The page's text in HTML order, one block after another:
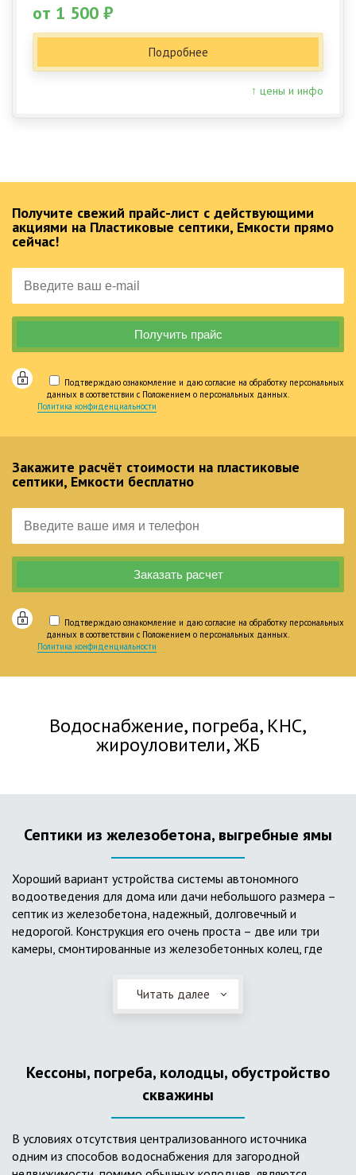
от 1 500 ₽
Подробнее
↑ цены и инфо
Получите свежий прайс-лист с действующими
акциями на Пластиковые септики, Емкости прямо
сейчас!
Подтверждаю ознакомление и даю согласие на обработку персональных
данных в соответствии с Положением о персональных данных.
Политика конфиденциальности
Закажите расчёт стоимости на пластиковые
септики, Емкости бесплатно
Подтверждаю ознакомление и даю согласие на обработку персональных
данных в соответствии с Положением о персональных данных.
Политика конфиденциальности
Водоснабжение, погреба, КНС,
жироуловители, ЖБ
Септики из железобетона, выгребные ямы
Хороший вариант устройства системы автономного
водоотведения для дома или дачи небольшого размера –
септик из железобетона, надежный, долговечный и
недорогой. Конструкция его очень проста – две или три
камеры, смонтированные из железобетонных колец, где
слой дренажа, устроенный из щебня и песка. Для септика
требуется только очищение через определенное время
большую прочность по сравнению с пластиковыми
Читать далее
Кессоны, погреба, колодцы, обустройство
скважины
В условиях отсутствия централизованного источника
одним из способов водоснабжения для загородной